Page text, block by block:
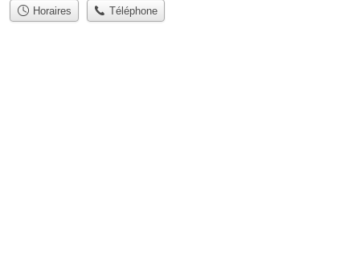
Horaires Téléphone